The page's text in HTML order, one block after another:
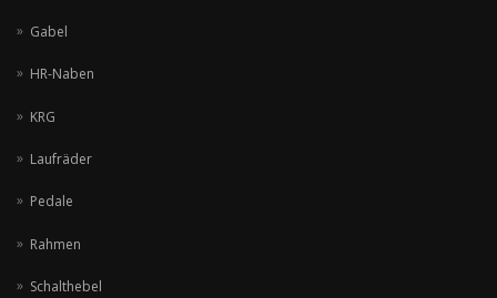
Gabel
HR-Naben
KRG
Laufräder
Pedale
Rahmen
Schalthebel